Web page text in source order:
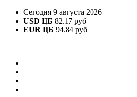
Сегодня 9 августа 2026
USD ЦБ 82.17 руб
EUR ЦБ 94.84 руб